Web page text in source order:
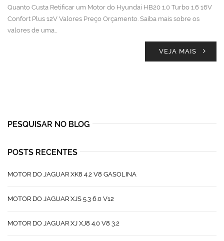
Quanto Custa Retificar um Motor do Hyundai HB20 1.0 Turbo 1.6 16V
Confort Plus 12V Valores Preço Orçamento. Saiba mais sobre os
valores de uma…
VEJA MAIS
PESQUISAR NO BLOG
POSTS RECENTES
MOTOR DO JAGUAR XK8 4.2 V8 GASOLINA
MOTOR DO JAGUAR XJS 5.3 6.0 V12
MOTOR DO JAGUAR XJ XJ8 4.0 V8 3.2